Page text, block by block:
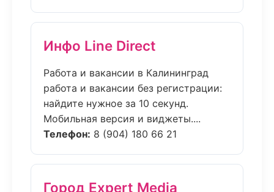
Инфо Line Direct
Работа и вакансии в Калининград
работа и вакансии без регистрации:
найдите нужное за 10 секунд.
Мобильная версия и виджеты....
Телефон: 8 (904) 180 66 21
Город Expert Media